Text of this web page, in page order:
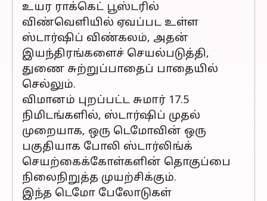
உயர ராக்கெட் பூஸ்டரில்
விண்வெளியில் ஏவப்பட உள்ள
ஸ்டார்ஷிப் விண்கலம், அதன்
இயந்திரங்களைச் செயல்படுத்தி,
துணை சுற்றுப்பாதைப் பாதையில்
செல்லும்.
விமானம் புறப்பட்ட சுமார் 17.5
நிமிடங்களில், ஸ்டார்ஷிப் முதல்
முறையாக, ஒரு டெமோவின் ஒரு
பகுதியாக போலி ஸ்டார்லிங்க்
செயற்கைக்கோள்களின் தொகுப்பை
நிலைநிறுத்த முயற்சிக்கும்.
இந்த டெமோ பேலோடுகள்